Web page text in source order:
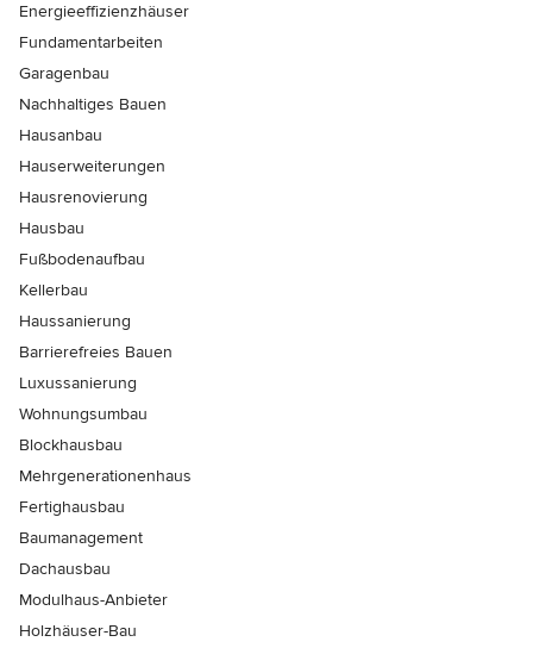
Energieeffizienzhäuser
Fundamentarbeiten
Garagenbau
Nachhaltiges Bauen
Hausanbau
Hauserweiterungen
Hausrenovierung
Hausbau
Fußbodenaufbau
Kellerbau
Haussanierung
Barrierefreies Bauen
Luxussanierung
Wohnungsumbau
Blockhausbau
Mehrgenerationenhaus
Fertighausbau
Baumanagement
Dachausbau
Modulhaus-Anbieter
Holzhäuser-Bau